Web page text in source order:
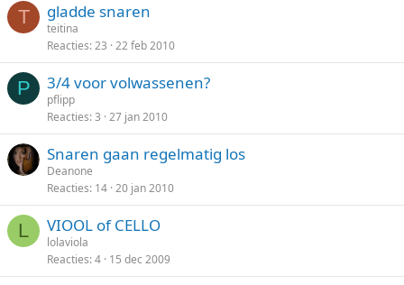
T gladde snaren
teitina
Reacties 23 22 feb 2010
P 3/4 voor volwassenen?
pflipp
Reacties 3 27 jan 2010
Snaren gaan regelmatig los
Deanone
Reacties 14 20 jan 2010
L VIOOL of CELLO
lolaviola
Reacties 4 15 dec 2009